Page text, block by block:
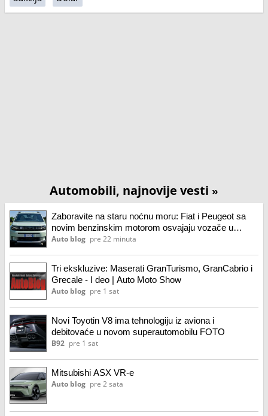
Automobili, najnovije vesti »
Zaboravite na staru noćnu moru: Fiat i Peugeot sa
novim benzinskim motorom osvajaju vozače u
Evropi
Auto blog pre 22 minuta
Tri ekskluzive: Maserati GranTurismo, GranCabrio i
Grecale - I deo | Auto Moto Show
Auto blog pre 1 sat
Novi Toyotin V8 ima tehnologiju iz aviona i
debitovaće u novom superautomobilu FOTO
B92 pre 1 sat
Mitsubishi ASX VR-e
Auto blog pre 2 sata